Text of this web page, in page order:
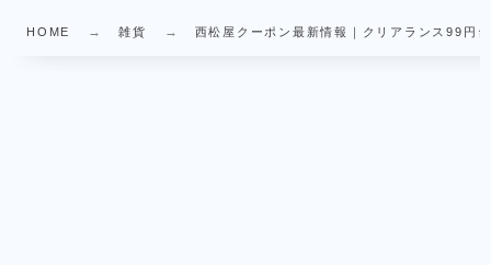
HOME 雑貨 西松屋クーポン最新情報｜クリアランス99円